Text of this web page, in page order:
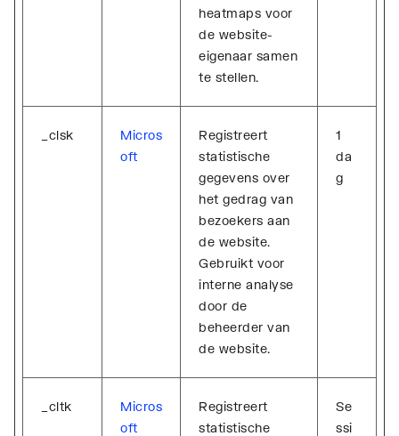
heatmaps voor
de website-
eigenaar samen
te stellen.
_clsk
Micros
oft
Registreert
statistische
gegevens over
het gedrag van
bezoekers aan
de website.
Gebruikt voor
interne analyse
door de
beheerder van
de website.
1
da
g
_cltk
Micros
oft
Registreert
statistische
Se
ssi